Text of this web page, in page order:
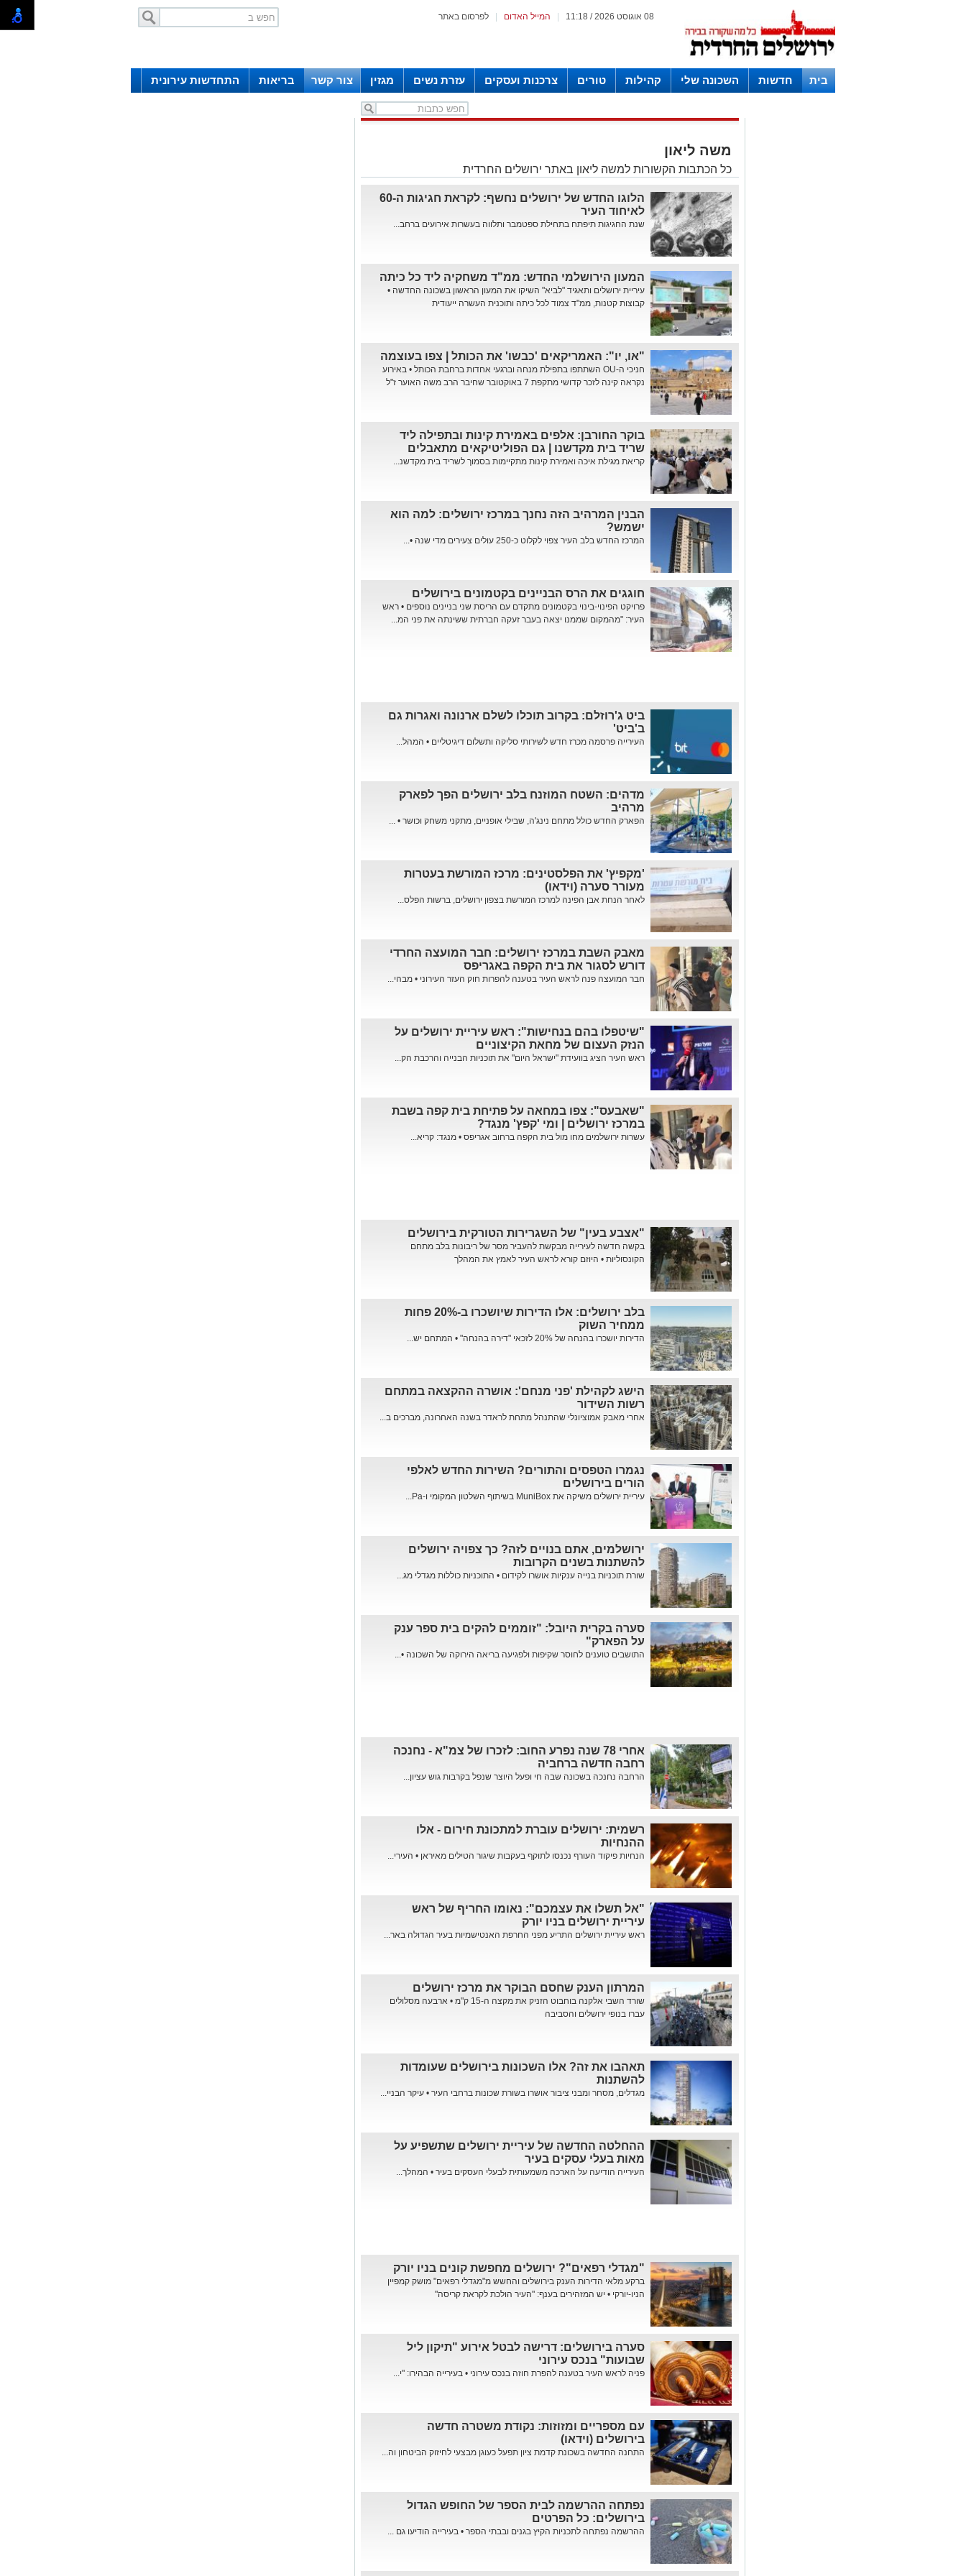
לפרסום באתר המייל האדום 08 אוגוסט 2026 / 11:18
בית חדשות השכונה שלי קהילות טורים צרכנות ועסקים עזרת נשים מגזין צור קשר בריאות
התחדשות עירונית
משה ליאון
כל הכתבות הקשורות למשה ליאון באתר ירושלים החרדית
הלוגו החדש של ירושלים נחשף: לקראת חגיגות ה-60
לאיחוד העיר
שנת החגיגות תיפתח בתחילת ספטמבר ותלווה בעשרות אירועים ברחב...
המעון הירושלמי החדש: ממ"ד משחקיה ליד כל כיתה
עיריית ירושלים ותאגיד "לביא" השיקו את המעון הראשון בשכונה החדשה •
קבוצות קטנות, ממ"ד צמוד לכל כיתה ותוכנית העשרה ייעודית
"או, יו": האמריקאים 'כבשו' את הכותל | צפו בעוצמה
חניכי ה-OU השתתפו בתפילת מנחה וברגעי אחדות ברחבת הכותל • באירוע
נקראה קינה לזכר קדושי מתקפת 7 באוקטובר שחיבר הרב משה האוער ז"ל
בוקר החורבן: אלפים באמירת קינות ובתפילה ליד
שריד בית מקדשנו | גם הפוליטיקאים מתאבלים
קריאת מגילת איכה ואמירת קינות מתקיימות בסמוך לשריד בית מקדשנ...
הבנין המרהיב הזה נחנך במרכז ירושלים: למה הוא
ישמש?
המרכז החדש בלב העיר צפוי לקלוט כ-250 עולים צעירים מדי שנה •...
חוגגים את הרס הבניינים בקטמונים בירושלים
פרויקט הפינוי-בינוי בקטמונים מתקדם עם הריסת שני בניינים נוספים • ראש
העיר: "מהמקום שממנו יצאה בעבר זעקה חברתית ששינתה את פני המ...
ביט ג'רוזלם: בקרוב תוכלו לשלם ארנונה ואגרות גם
ב'ביט'
העירייה פרסמה מכרז חדש לשירותי סליקה ותשלום דיגיטליים • המהל...
מדהים: השטח המוזנח בלב ירושלים הפך לפארק
מרהיב
הפארק החדש כולל מתחם נינג'ה, שבילי אופניים, מתקני משחק וכושר • ...
'מקפיץ' את הפלסטינים: מרכז המורשת בעטרות
מעורר סערה (וידאו)
לאחר הנחת אבן הפינה למרכז המורשת בצפון ירושלים, ברשות הפלס...
מאבק השבת במרכז ירושלים: חבר המועצה החרדי
דורש לסגור את בית הקפה באגריפס
חבר המועצה פנה לראש העיר בטענה להפרות חוק העזר העירוני • מבהי...
"שיטפלו בהם בנחישות": ראש עיריית ירושלים על
הנזק העצום של מחאת הקיצוניים
ראש העיר הציג בוועידת "ישראל היום" את תוכניות הבנייה והרכבת הק...
"שאבעס": צפו במחאה על פתיחת בית קפה בשבת
במרכז ירושלים | ומי 'קפץ' מנגד?
עשרות ירושלמים מחו מול בית הקפה ברחוב אגריפס • מנגד: קריא...
"אצבע בעין" של השגרירות הטורקית בירושלים
בקשה חדשה לעירייה מבקשת להעביר מסר של ריבונות בלב מתחם
הקונסוליות • היוזם קורא לראש העיר לאמץ את המהלך
בלב ירושלים: אלו הדירות שיושכרו ב-20% פחות
ממחיר השוק
הדירות יושכרו בהנחה של 20% לזכאי "דירה בהנחה" • המתחם יש...
הישג לקהילת 'פני מנחם': אושרה ההקצאה במתחם
רשות השידור
אחרי מאבק אמוציונלי שהתנהל מתחת לראדר בשנה האחרונה, מברכים ב...
נגמרו הטפסים והתורים? השירות החדש לאלפי
הורים בירושלים
עיריית ירושלים משיקה את MuniBox בשיתוף השלטון המקומי ו-Pa...
ירושלמים, אתם בנויים לזה? כך צפויה ירושלים
להשתנות בשנים הקרובות
שורת תוכניות בנייה ענקיות אושרו לקידום • התוכניות כוללות מגדלי מג...
סערה בקרית היובל: "זוממים להקים בית ספר ענק
על הפארק"
התושבים טוענים לחוסר שקיפות ולפגיעה בריאה הירוקה של השכונה •...
אחרי 78 שנה נפרע החוב: לזכרו של צמ"א - נחנכה
רחבה חדשה ברחביה
הרחבה נחנכה בשכונה שבה חי ופעל היוצר שנפל בקרבות גוש עציון...
רשמית: ירושלים עוברת למתכונת חירום - אלו
ההנחיות
הנחיות פיקוד העורף נכנסו לתוקף בעקבות שיגור הטילים מאיראן • העירי...
"אל תשלו את עצמכם": נאומו החריף של ראש
עיריית ירושלים בניו יורק
ראש עיריית ירושלים התריע מפני החרפת האנטישמיות בעיר הגדולה באר...
המרתון הענק שחסם הבוקר את מרכז ירושלים
שורד השבי אלקנה בוחבוט הזניק את מקצה ה-15 ק"מ • ארבעה מסלולים
עברו בנופי ירושלים והסביבה
תאהבו את זה? אלו השכונות בירושלים שעומדות
להשתנות
מגדלים, מסחר ומבני ציבור אושרו בשורת שכונות ברחבי העיר • עיקר הבניי...
ההחלטה החדשה של עיריית ירושלים שתשפיע על
מאות בעלי עסקים בעיר
העירייה הודיעה על הארכה משמעותית לבעלי העסקים בעיר • המהלך...
"מגדלי רפאים"? ירושלים מחפשת קונים בניו יורק
ברקע מלאי הדירות הענק בירושלים והחשש מ"מגדלי רפאים" מושק קמפיין
הניו-יורקי • יש המזהירים בענף: "העיר הולכת לקראת קריסה"
סערה בירושלים: דרישה לבטל אירוע "תיקון ליל
שבועות" בנכס עירוני
פניה לראש העיר בטענה להפרת חוזה בנכס עירוני • בעירייה הבהירו: "י...
עם מספריים ומזוזות: נקודת משטרה חדשה
בירושלים (וידאו)
התחנה החדשה בשכונת קדמת ציון תפעל כעוגן מבצעי לחיזוק הביטחון וה...
נפתחה ההרשמה לבית הספר של החופש הגדול
בירושלים: כל הפרטים
ההרשמה נפתחה לתכניות הקיץ בגנים ובבתי הספר • בעירייה הודיעו גם ...